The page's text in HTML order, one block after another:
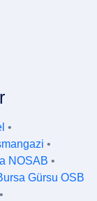
•
•
NOSAB •
Gürsu OSB
•